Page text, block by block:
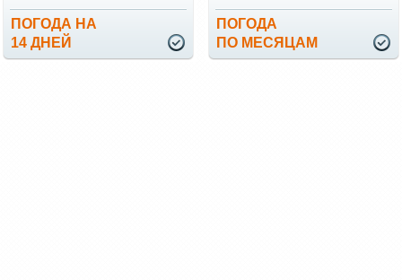
ПОГОДА НА
14 ДНЕЙ
ПОГОДА
ПО МЕСЯЦАМ